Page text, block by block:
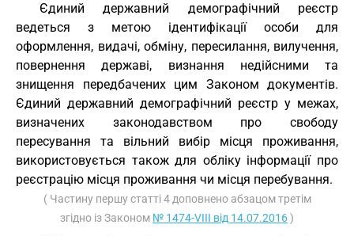
Єдиний державний демографічний реєстр
ведеться з метою ідентифікації особи для
оформлення, видачі, обміну, пересилання, вилучення,
повернення державі, визнання недійсними та
знищення передбачених цим Законом документів.
Єдиний державний демографічний реєстр у межах,
визначених законодавством про свободу
пересування та вільний вибір місця проживання,
використовується також для обліку інформації про
реєстрацію місця проживання чи місця перебування.
( Частину першу статті 4 доповнено абзацом третім
згідно із Законом № 1474-VIII від 14.07.2016)